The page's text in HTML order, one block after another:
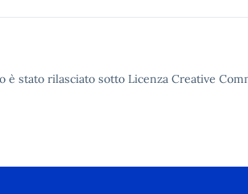
è stato rilasciato sotto Licenza Creative